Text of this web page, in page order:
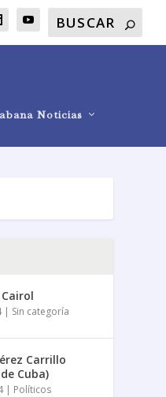
Noticias
| Sin categoría
Carrillo
Cuba)
| Políticos